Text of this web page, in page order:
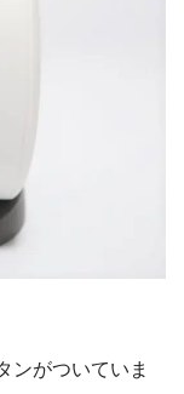
ンがついていま